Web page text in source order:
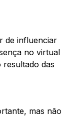
de influenciar
no virtual
das
mas não